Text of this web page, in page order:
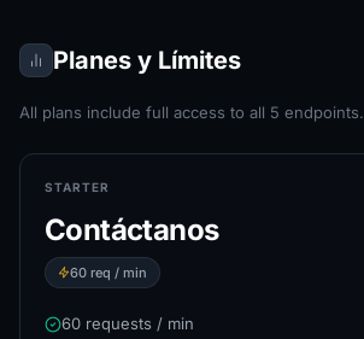
Planes y Límites
All plans include full access to all 5 endpoints.
STARTER
Contáctanos
60 req / min
60 requests / min